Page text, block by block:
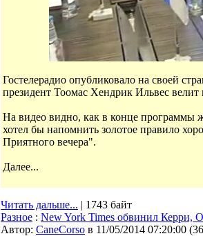
Гостелерадио опубликовало на своей
президент Тоомас Хендрик Ильвес
На видео видно, как в конце программы
хотел бы напомнить золотое правило
Приятного вечера".
Далее...
Читать дальше... | 1743 байт
Разное : New York Times обвинил Керри,
Автор: CaneCorso в 11/05/2014 07:20:00 (